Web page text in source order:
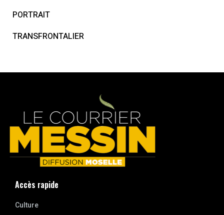
PORTRAIT
TRANSFRONTALIER
Accès rapide
Culture